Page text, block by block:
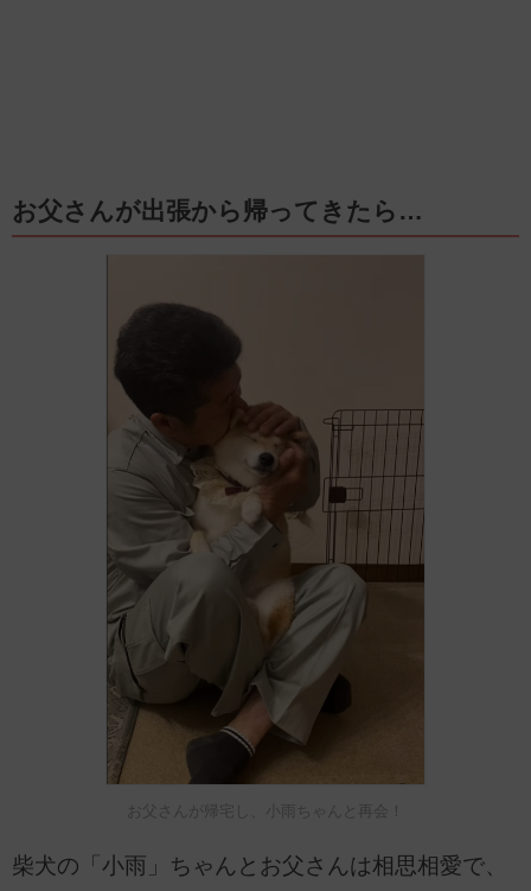
お父さんが出張から帰ってきたら…
お父さんが帰宅し、小雨ちゃんと再会！
柴犬の「小雨」ちゃんとお父さんは相思相愛で、